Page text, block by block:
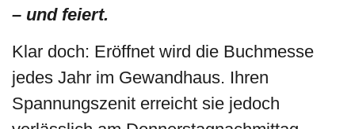
– und feiert.
Klar doch: Eröffnet wird die Buchmesse
jedes Jahr im Gewandhaus. Ihren
Spannungszenit erreicht sie jedoch